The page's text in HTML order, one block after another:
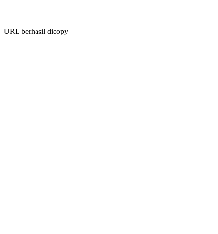
URL berhasil dicopy